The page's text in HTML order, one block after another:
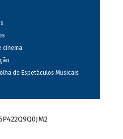
cinema
de Espetáculos Musicais